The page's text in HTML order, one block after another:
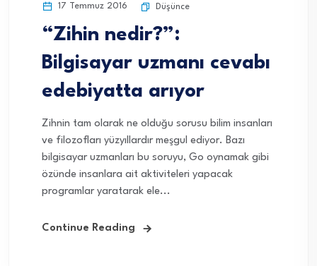
17 Temmuz 2016 Düşünce
“Zihin nedir?”:
Bilgisayar uzmanı cevabı
edebiyatta arıyor
Zihnin tam olarak ne olduğu sorusu bilim insanları
ve filozofları yüzyıllardır meşgul ediyor. Bazı
bilgisayar uzmanları bu soruyu, Go oynamak gibi
özünde insanlara ait aktiviteleri yapacak
programlar yaratarak ele...
Continue Reading